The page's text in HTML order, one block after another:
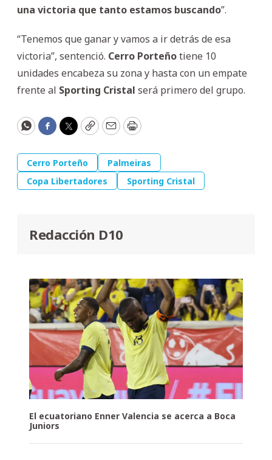
una victoria que tanto estamos buscando”.
“Tenemos que ganar y vamos a ir detrás de esa
victoria”, sentenció. Cerro Porteñotiene 10
unidades encabeza su zona y hasta con un empate
frente al Sporting Cristal será primero del grupo.
WhatsApp
Facebook
Twitter
CopyEmailPrint
Cerro Porteño
Palmeiras
Copa Libertadores
Sporting Cristal
Redacción D10
El ecuatoriano Enner Valencia se acerca a Boca
Juniors